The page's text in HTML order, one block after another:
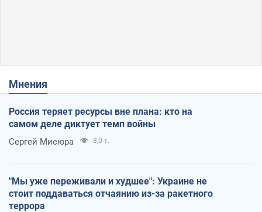
Мнения
Россия теряет ресурсы вне плана: кто на
самом деле диктует темп войны
Сергей Мисюра 8,0 т.
"Мы уже переживали и худшее": Украине не
стоит поддаваться отчаянию из-за ракетного
террора